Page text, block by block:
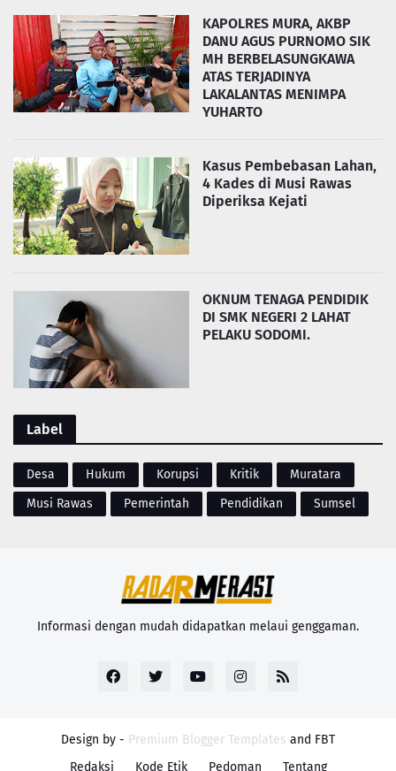
KAPOLRES MURA, AKBP
DANU AGUS PURNOMO SIK
MH BERBELASUNGKAWA
ATAS TERJADINYA
LAKALANTAS MENIMPA
YUHARTO
Kasus Pembebasan Lahan,
4 Kades di Musi Rawas
Diperiksa Kejati
OKNUM TENAGA PENDIDIK
DI SMK NEGERI 2 LAHAT
PELAKU SODOMI.
Label
Desa Hukum Korupsi Kritik
Muratara
Musi Rawas
Pemerintah Pendidikan Sumsel
Informasi dengan mudah didapatkan melaui genggaman.
Design by - Premium Blogger Templates and FBT
Redaksi
Kode Etik Pedoman Tentang